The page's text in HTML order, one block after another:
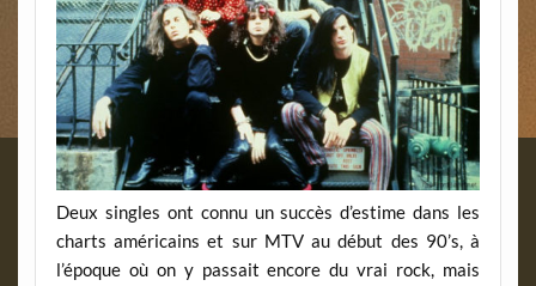
Deux singles ont connu un succès d’estime dans les
charts américains et sur MTV au début des 90’s, à
l’époque où on y passait encore du vrai rock, mais